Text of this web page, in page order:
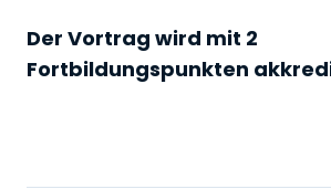
Der Vortrag wird mit 2
Fortbildungspunkten